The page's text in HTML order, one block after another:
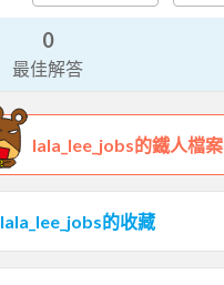
0
最佳解答
lala_lee_jobs的鐵人檔案
lala_lee_jobs的收藏